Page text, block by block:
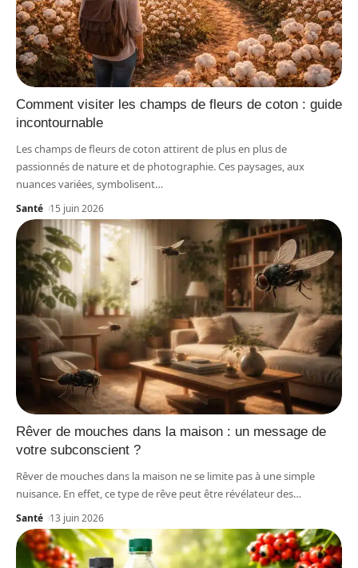
Comment visiter les champs de fleurs de coton : guide
incontournable
Les champs de fleurs de coton attirent de plus en plus de
passionnés de nature et de photographie. Ces paysages, aux
nuances variées, symbolisent…
Santé 15 juin 2026
Rêver de mouches dans la maison : un message de
votre subconscient ?
Rêver de mouches dans la maison ne se limite pas à une simple
nuisance. En effet, ce type de rêve peut être révélateur des…
Santé 13 juin 2026